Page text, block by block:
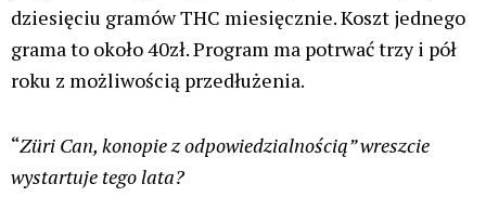
dziesięciu gramów THC miesięcznie. Koszt jednego
grama to około 40zł. Program ma potrwać trzy i pół
roku z możliwością przedłużenia.
“Züri Can, konopie z odpowiedzialnością” wreszcie
wystartuje tego lata?